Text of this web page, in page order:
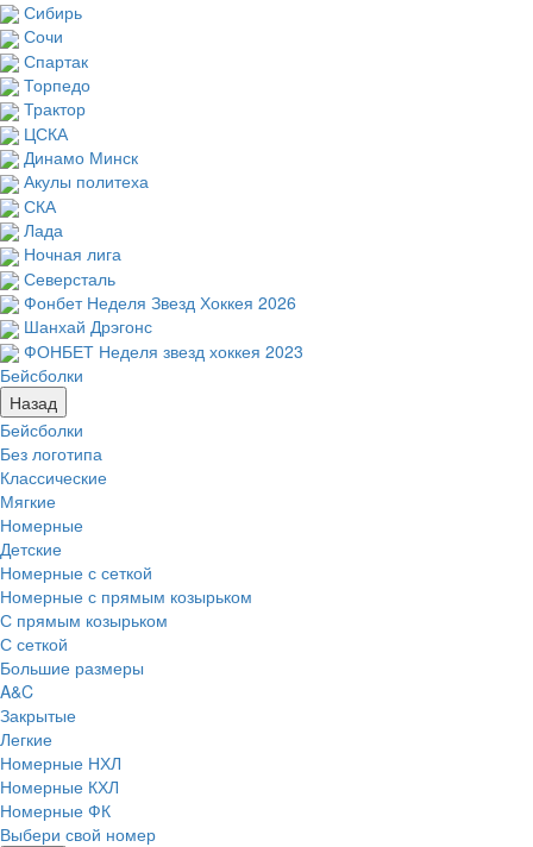
Сибирь
Сочи
Спартак
Торпедо
Трактор
ЦСКА
Динамо Минск
Акулы политеха
СКА
Лада
Ночная лига
Северсталь
Фонбет Неделя Звезд Хоккея 2026
Шанхай Дрэгонс
ФОНБЕТ Неделя звезд хоккея 2023
Бейсболки
Назад
Бейсболки
Без логотипа
Классические
Мягкие
Номерные
Детские
Номерные с сеткой
Номерные с прямым козырьком
С прямым козырьком
С сеткой
Большие размеры
A&C
Закрытые
Легкие
Номерные НХЛ
Номерные КХЛ
Номерные ФК
Выбери свой номер